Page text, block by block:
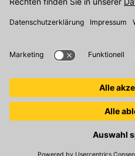
Den Kontakt direkt in unsere